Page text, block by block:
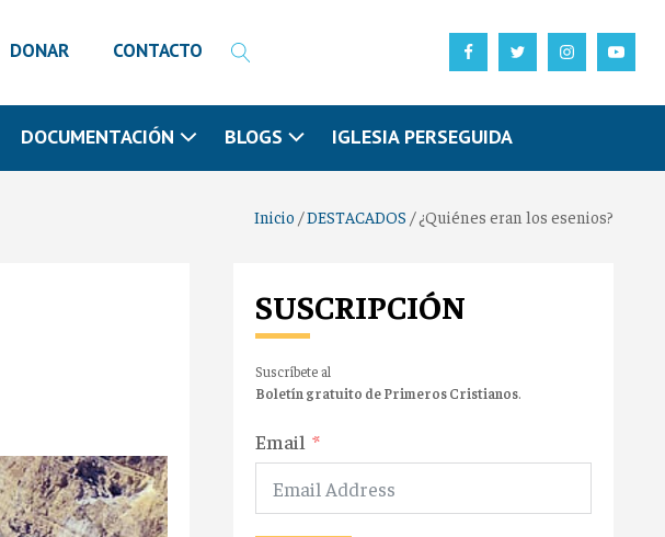
DONAR CONTACTO
DOCUMENTACIÓN BLOGS IGLESIA PERSEGUIDA
Inicio /DESTACADOS /¿Quiénes eran los esenios?
SUSCRIPCIÓN
Suscríbete al
Boletín gratuito de Primeros Cristianos.
Email